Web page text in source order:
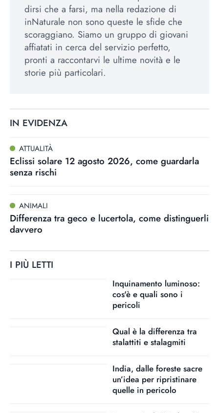
dirsi che a farsi, ma nella redazione di
inNaturale non sono queste le sfide che
scoraggiano. Siamo un gruppo di giovani
affiatati in cerca del servizio perfetto,
pronti a raccontarvi le ultime novità e le
storie più particolari.
IN EVIDENZA
ATTUALITÀ
Eclissi solare 12 agosto 2026, come guardarla
senza rischi
ANIMALI
Differenza tra geco e lucertola, come distinguerli
davvero
I PIÙ LETTI
Inquinamento luminoso:
cos'è e quali sono i
pericoli
Qual è la differenza tra
stalattiti e stalagmiti
India, dalle foreste sacre
un’idea per ripristinare
quelle in pericolo